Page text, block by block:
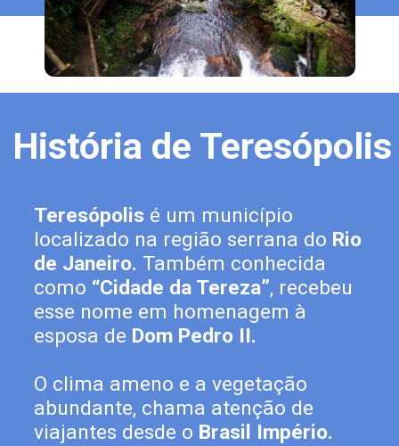
História de Teresópolis
Teresópolis é um município
localizado na região serrana do Rio
de Janeiro. Também conhecida
como “Cidade da Tereza”, recebeu
esse nome em homenagem à
esposa de Dom Pedro II.
O clima ameno e a vegetação
abundante, chama atenção de
viajantes desde o Brasil Império.